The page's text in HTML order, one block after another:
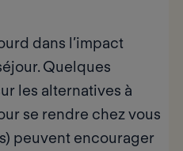
dans l’impact
Quelques
les alternatives à
se rendre chez vous
peuvent encourager